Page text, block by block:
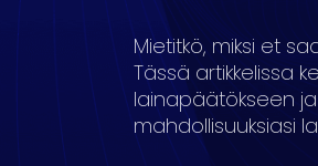
Mietitkö, miksi et
Tässä artikkelissa
lainapäätökseen
mahdollisuuksiasi
17 18